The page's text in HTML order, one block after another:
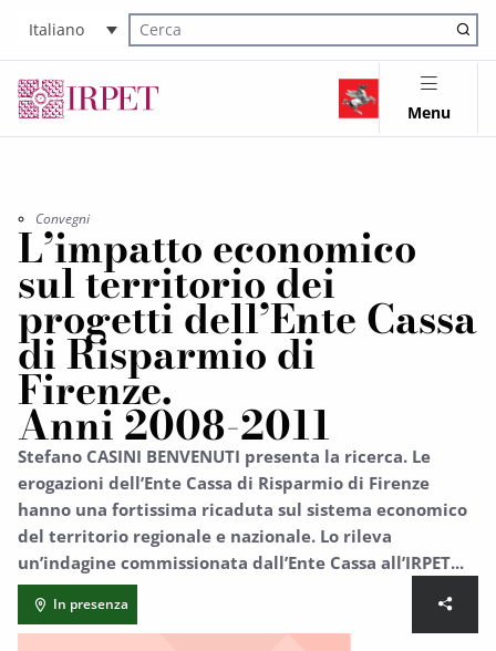
Italiano
Cerca nel sito
Menu
Convegni
L’impatto economico
sul territorio dei
progetti dell’Ente Cassa
di Risparmio di
Firenze.
Anni 2008-2011
Stefano CASINI BENVENUTI presenta la ricerca. Le
erogazioni dell’Ente Cassa di Risparmio di Firenze
hanno una fortissima ricaduta sul sistema economico
del territorio regionale e nazionale. Lo rileva
un’indagine commissionata dall’Ente Cassa all’IRPET...
In presenza